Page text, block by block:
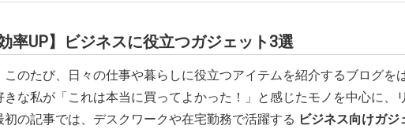
ニュースレターを配信しております。
ニュースレターを登録する
取材のご依頼、プレス関連についてはこちら
率UP】ビジネスに役立つガジェット3選
このたび、日々の仕事や暮らしに役立つアイテムを紹介するブログを
きな私が「これは本当に買ってよかった！」と感じたモノを中心に、
初の記事では、デスクワークや在宅勤務で活躍する ビジネス向けガジ